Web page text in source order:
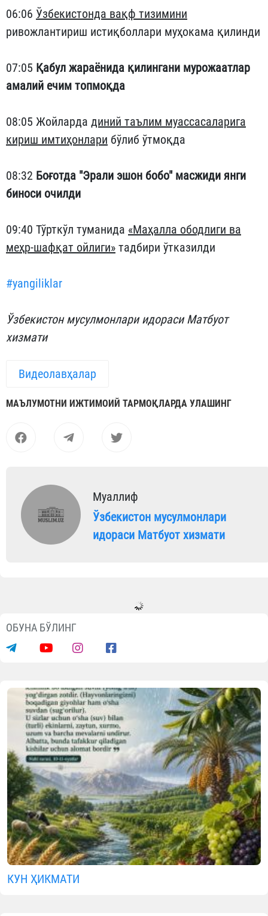
06:06 Ўзбекистонда вақф тизимини
ривожлантириш истиқболлари муҳокама қилинди
07:05 Қабул жараёнида қилингани мурожаатлар
амалий ечим топмоқда
08:05 Жойларда диний таълим муассасаларига
кириш имтиҳонлари бўлиб ўтмоқда
08:32 Боғотда "Эрали эшон бобо" масжиди янги
биноси очилди
09:40 Тўрткўл туманида «Маҳалла ободлиги ва
меҳр-шафқат ойлиги» тадбири ўтказилди
#yangiliklar
Ўзбекистон мусулмонлари идораси Матбуот
хизмати
Видеолавҳалар
МАЪЛУМОТНИ ИЖТИМОИЙ ТАРМОҚЛАРДА УЛАШИНГ
Муаллиф
Ўзбекистон мусулмонлари
идораси Матбуот хизмати
ОБУНА БЎЛИНГ
КУН ҲИКМАТИ